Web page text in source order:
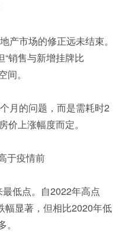
产市场的修正远未结束。
销售与新增挂牌比
。
月的问题，而是需耗时2
价上涨幅度而定。
于疫情前
低点。自2022年高点
幅显著，但相比2020年低